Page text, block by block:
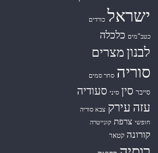
ישראל כורדים
כטב"מים כלכלה
לבנוןמצרים
סוריה סחר סמים
סייבר סין סיני סעודיה
עזה עירק צבא סוריה
חופשי צרפת קונייטרה
קורונה קטאר